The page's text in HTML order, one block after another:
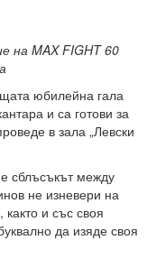
на MAX FIGHT 60
юбилейна гала
и са готови за
в зала „Левски
сблъсъкът между
не изневери на
и със своя
да изяде своя